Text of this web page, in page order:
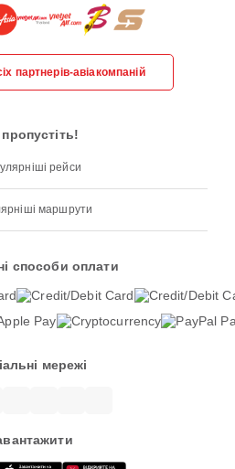
партнерів-авіакомпаній
рейси
маршрути
способи оплати
мережі